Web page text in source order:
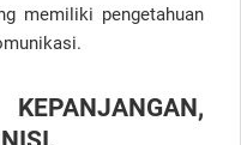
memiliki pengetahuan